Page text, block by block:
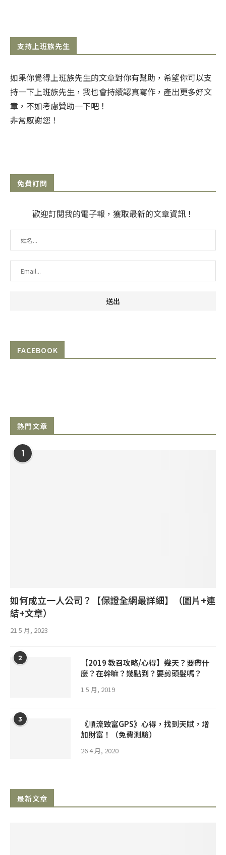
支持上班族先生
如果你覺得上班族先生的文章對你有幫助，希望你可以支
持一下上班族先生，我也會持續認真寫作，產出更多好文
章，不如考慮贊助一下吧！
非常感謝您！
免費訂閱
歡迎訂閱我的電子報，獲取最新的文章資訊！
FACEBOOK
熱門文章
1
如何成立一人公司？【保證全網最詳細】（圖片+連
結+文章）
21 5 月, 2023
2
【2019 教召攻略/心得】幾天？要帶什
麼？在幹嘛？幾點到？要剪頭髮嗎？
1 5 月, 2019
3
《順流致富GPS》心得，找到天賦，增
加財富！（免費測驗）
26 4 月, 2020
最新文章